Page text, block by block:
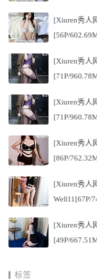
[Xiuren秀人
[56P/
[Xiuren秀人
[71P/
[Xiuren秀人
[71P/
[Xiuren秀人
[86P/
[Xiuren秀人
Well11[67P/
[Xiuren秀人
[49P/
标签